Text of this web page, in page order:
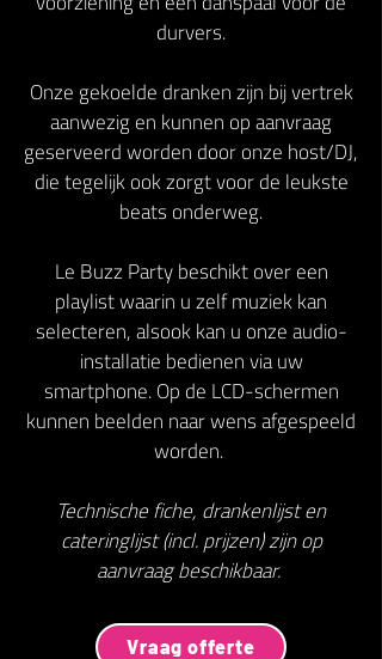
durvers.
Onze gekoelde dranken zijn bij vertrek
aanwezig en kunnen op aanvraag
geserveerd worden door onze host/DJ,
die tegelijk ook zorgt voor de leukste
beats onderweg.
Le Buzz Party beschikt over een
playlist waarin u zelf muziek kan
selecteren, alsook kan u onze audio-
installatie bedienen via uw
smartphone. Op de LCD-schermen
kunnen beelden naar wens afgespeeld
worden.
Technische fiche, drankenlijst en
cateringlijst (incl. prijzen) zijn op
aanvraag beschikbaar.
Vraag offerte